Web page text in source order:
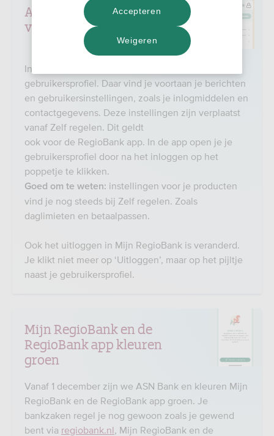
Aantal instellingen
verplaatst
In het menu van Mijn RegioBank staat nu je
gebruikersprofiel. Daar vind je voortaan je berichten
en gebruikersinstellingen, zoals je inlogmiddelen en
contactgegevens. Deze instellingen zijn verplaatst
vanaf Zelf regelen. Dit geldt
ook voor de RegioBank app. In de app open je je
gebruikersprofiel door na het inloggen op het
poppetje te klikken.
Goed om te weten: instellingen voor je producten
vind je nog steeds bij Zelf regelen. Zoals
daglimieten en betaalpassen.
Ook het uitloggen in Mijn RegioBank is veranderd.
Je klikt niet meer op ‘Uitloggen’, maar op het pijltje
naast je gebruikersprofiel.
Mijn RegioBank en de
RegioBank app kleuren
groen
Vanaf 1 december zijn we ASN Bank en kleuren Mijn
RegioBank en de RegioBank app groen. Je
bankzaken regel je nog gewoon zoals je gewend
bent via regiobank.nl, Mijn RegioBank en de
Weigeren
Accepteren